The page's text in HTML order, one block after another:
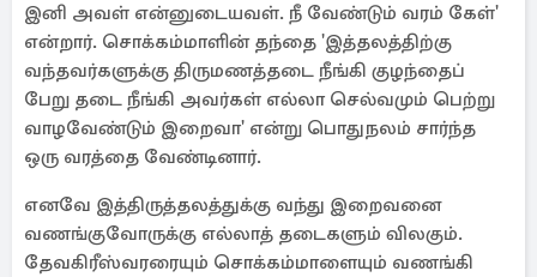
இனி அவள் என்னுடையவள். நீ வேண்டும் வரம் கேள்'
என்றார். சொக்கம்மாளின் தந்தை 'இத்தலத்திற்கு
வந்தவர்களுக்கு திருமணத்தடை நீங்கி குழந்தைப்
பேறு தடை நீங்கி அவர்கள் எல்லா செல்வமும் பெற்று
வாழவேண்டும் இறைவா' என்று பொதுநலம் சார்ந்த
ஒரு வரத்தை வேண்டினார்.
எனவே இத்திருத்தலத்துக்கு வந்து இறைவனை
வணங்குவோருக்கு எல்லாத் தடைகளும் விலகும்.
தேவகிரீஸ்வரரையும் சொக்கம்மாளையும் வணங்கி